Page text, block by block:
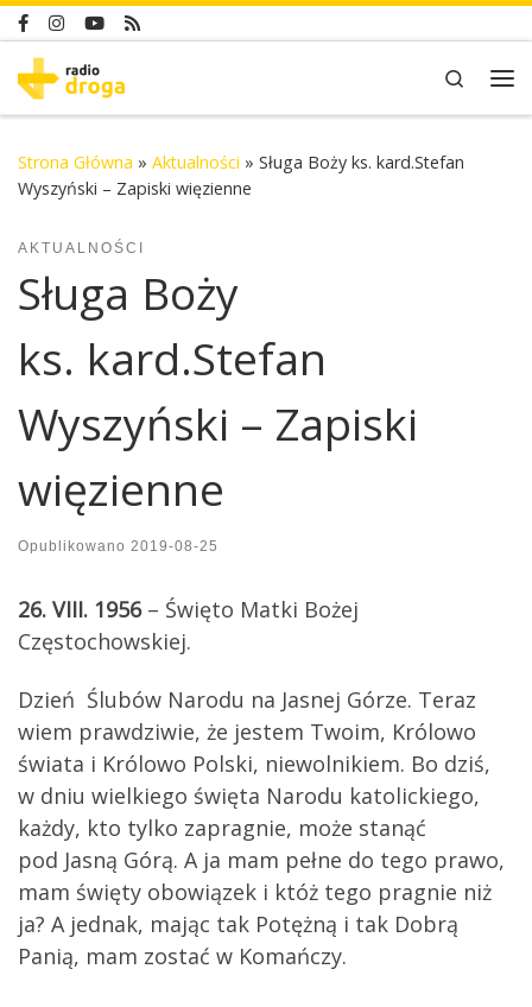
Skip to content
Search
Strona Główna » Aktualności » Sługa Boży ks. kard.Stefan
Wyszyński – Zapiski więzienne
AKTUALNOŚCI
Sługa Boży
ks. kard.Stefan
Wyszyński – Zapiski
więzienne
Opublikowano 2019-08-25
26. VIII. 1956– Święto Matki Bożej
Częstochowskiej.
Dzień Ślubów Narodu na Jasnej Górze. Teraz
wiem prawdziwie, że jestem Twoim, Królowo
świata i Królowo Polski, niewolnikiem. Bo dziś,
w dniu wielkiego święta Narodu katolickiego,
każdy, kto tylko zapragnie, może stanąć
pod Jasną Górą. A ja mam pełne do tego prawo,
mam święty obowiązek i któż tego pragnie niż
ja? A jednak, mając tak Potężną i tak Dobrą
Panią, mam zostać w Komańczy.